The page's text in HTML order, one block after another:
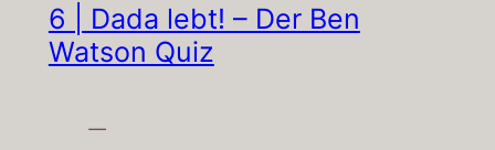
6 | Dada lebt! – Der Ben
Watson Quiz
—